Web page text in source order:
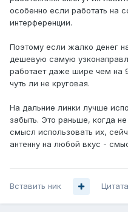
особенно если работать на
интерференции.
Поэтому если жалко денег
дешевую самую
работает даже шире чем на
чуть ли не круговая.
На дальние линки лучше
забыть. Это раньше, когда
смысл использовать их,
антенну на любой вкус -
Вставить ник Цитата